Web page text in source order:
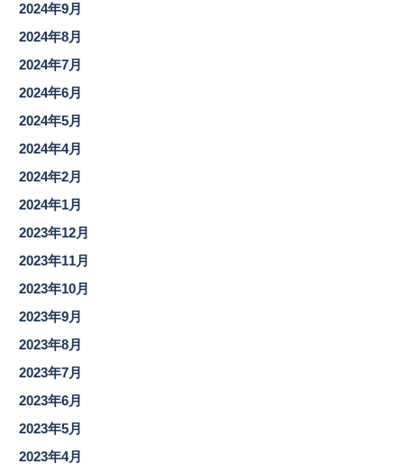
2024年9月
2024年8月
2024年7月
2024年6月
2024年5月
2024年4月
2024年2月
2024年1月
2023年12月
2023年11月
2023年10月
2023年9月
2023年8月
2023年7月
2023年6月
2023年5月
2023年4月